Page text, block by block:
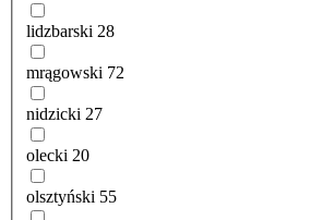
lidzbarski 28
mrągowski 72
nidzicki 27
olecki 20
olsztyński 55